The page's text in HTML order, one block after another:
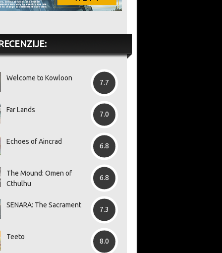
Val otpuštanja zahvatio je
Welcome to Kowloon
7.7
Far Lands
7.0
Echoes of Aincrad
6.8
The Mound: Omen of
Cthulhu
6.8
SENARA: The Sacrament
7.3
Teeto
8.0